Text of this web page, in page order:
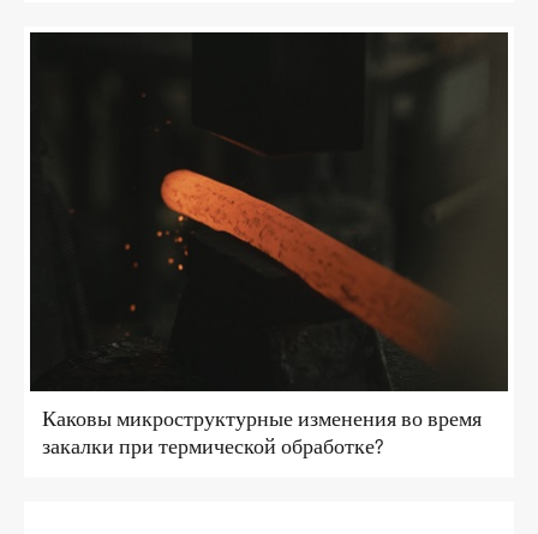
Каковы микроструктурные изменения во время
закалки при термической обработке?